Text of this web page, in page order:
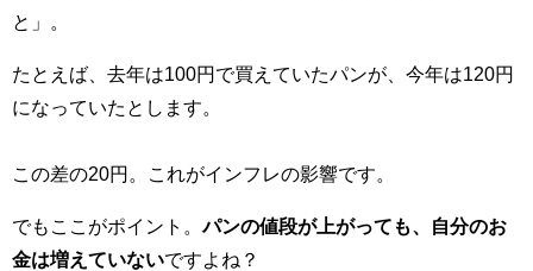
と」。
たとえば、去年は100円で買えていたパンが、今年は120円
になっていたとします。
この差の20円。これがインフレの影響です。
でもここがポイント。パンの値段が上がっても、自分のお
金は増えていないですよね？